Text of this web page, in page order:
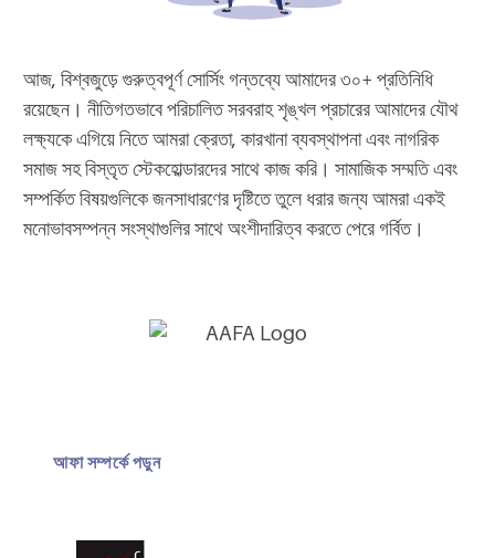
আজ, বিশ্বজুড়ে গুরুত্বপূর্ণ সোর্সিং গন্তব্যে আমাদের ৩০+ প্রতিনিধি
রয়েছেন। নীতিগতভাবে পরিচালিত সরবরাহ শৃঙ্খল প্রচারের আমাদের যৌথ
লক্ষ্যকে এগিয়ে নিতে আমরা ক্রেতা, কারখানা ব্যবস্থাপনা এবং নাগরিক
সমাজ সহ বিস্তৃত স্টেকহোল্ডারদের সাথে কাজ করি। সামাজিক সম্মতি এবং
সম্পর্কিত বিষয়গুলিকে জনসাধারণের দৃষ্টিতে তুলে ধরার জন্য আমরা একই
মনোভাবসম্পন্ন সংস্থাগুলির সাথে অংশীদারিত্ব করতে পেরে গর্বিত।
আফা সম্পর্কে পড়ুন